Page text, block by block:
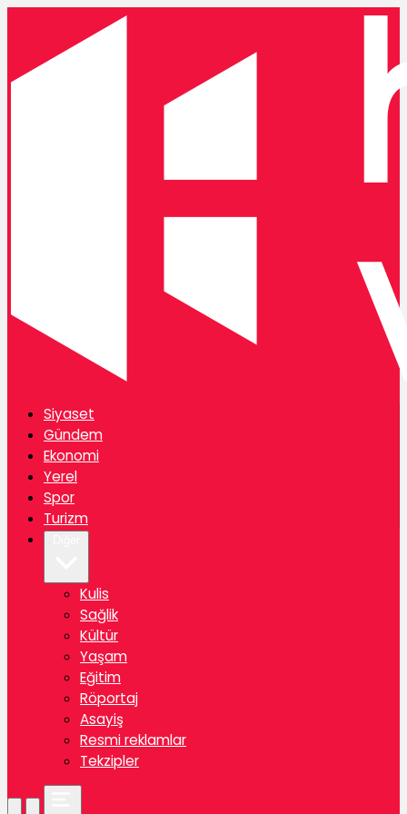
Siyaset
Gündem
Ekonomi
Yerel
Spor
Turizm
Kulis
Sağlik
Kültür
Yaşam
Eğitim
Röportaj
Asayiş
Resmi reklamlar
Tekzipler